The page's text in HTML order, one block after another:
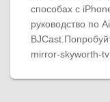
способах с
руководство по
mirror-skyworth-